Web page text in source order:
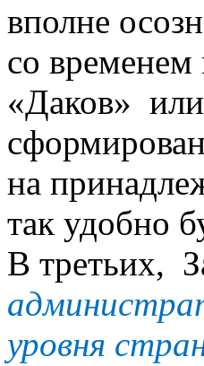
вполне
со
«Даков»
на
так удобно
В третьих,
уровня